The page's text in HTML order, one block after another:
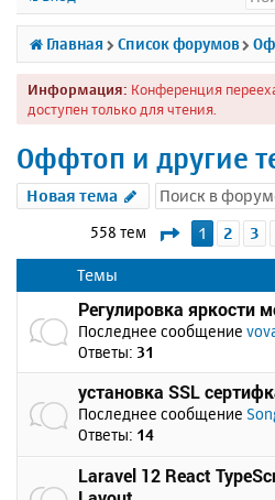
ы
л
к
р
у
м
Главная Список форумов
Информация: Конференция
доступен только для чтения.
Оффтоп и другие
Новая тема
558 тем Страница1
1 2 3
Темы
Регулировка яркости
Последнее сообщение
Ответы: 31
установка SSL
Последнее сообщение
Ответы: 14
Laravel 12 React